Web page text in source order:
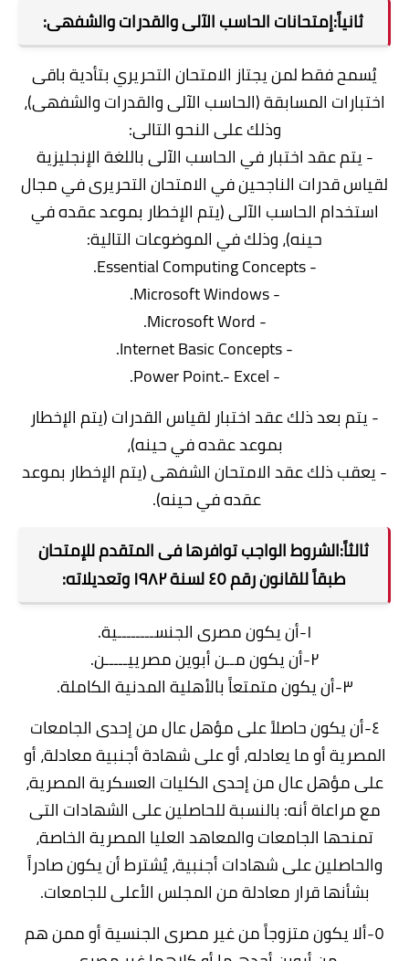
ثانياً:إمتحانات الحاسب الآلى والقدرات والشفهى:
يُسمح فقط لمن يجتاز الامتحان التحريري بتأدية باقى
اختبارات المسابقة (الحاسب الآلى والقدرات والشفهى)،
وذلك على النحو التالى:
- يتم عقد اختبار في الحاسب الآلى باللغة الإنجليزية
لقياس قدرات الناجحين في الامتحان التحريرى في مجال
استخدام الحاسب الآلى (يتم الإخطار بموعد عقده في
حينه)، وذلك في الموضوعات التالية:
- Essential Computing Concepts.
- Microsoft Windows.
- Microsoft Word.
- Internet Basic Concepts.
- Power Point.- Excel.
- يتم بعد ذلك عقد اختبار لقياس القدرات (يتم الإخطار
بموعد عقده في حينه)،
- يعقب ذلك عقد الامتحان الشفهى (يتم الإخطار بموعد
عقده في حينه).
ثالثاً:الشروط الواجب توافرها فى المتقدم للإمتحان
طبقاً للقانون رقم ٤٥ لسنة ١٩٨٢ وتعديلاته:
١-أن يكون مصرى الجنســــــــية.
٢-أن يكون مــن أبوين مصرييـــــن.
٣-أن يكون متمتعاً بالأهلية المدنية الكاملة.
٤-أن يكون حاصلاً على مؤهل عال من إحدى الجامعات
المصرية أو ما يعادله، أو على شهادة أجنبية معادلة، أو
على مؤهل عال من إحدى الكليات العسكرية المصرية،
مع مراعاة أنه: بالنسبة للحاصلين على الشهادات التى
تمنحها الجامعات والمعاهد العليا المصرية الخاصة،
والحاصلين على شهادات أجنبية، يُشترط أن يكون صادراً
بشأنها قرار معادلة من المجلس الأعلى للجامعات.
٥-ألا يكون متزوجاً من غير مصرى الجنسية أو ممن هم